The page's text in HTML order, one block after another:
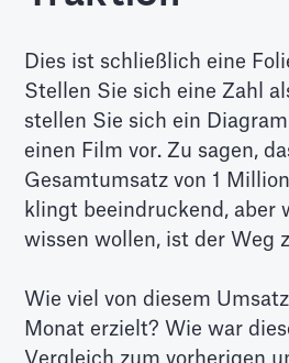
Dies ist schließlich eine
Stellen Sie sich eine Zahl
stellen Sie sich ein
einen Film vor. Zu sagen,
Gesamtumsatz von 1
klingt beeindruckend, aber
wissen wollen, ist der Weg
Wie viel von diesem
Monat erzielt? Wie war